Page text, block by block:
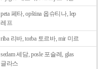
peta 페타, opština 옵슈티나, lep
레프
riba 리바, torba 토르바, mir 미르
sedam 세담, posle 포슬레, glas
글라스